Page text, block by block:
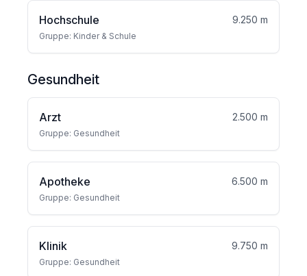
Hochschule 9.250 m
Gruppe: Kinder & Schule
Gesundheit
Arzt 2.500 m
Gruppe: Gesundheit
Apotheke 6.500 m
Gruppe: Gesundheit
Klinik 9.750 m
Gruppe: Gesundheit